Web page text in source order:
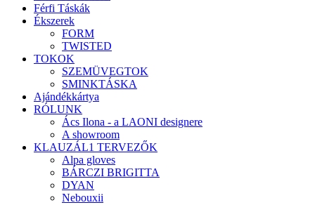
Férfi Táskák
Ékszerek
FORM
TWISTED
TOKOK
SZEMÜVEGTOK
SMINKTÁSKA
Ajándékkártya
RÓLUNK
Ács Ilona - a LAONI designere
A showroom
KLAUZÁL1 TERVEZŐK
Alpa gloves
BÁRCZI BRIGITTA
DYAN
Nebouxii